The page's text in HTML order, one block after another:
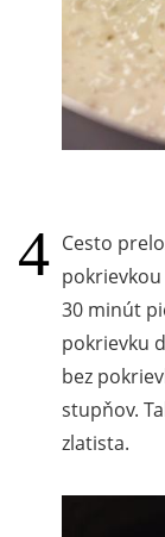
Cesto
30 minút
pokrievku
bez
stupňov.
zlatista.